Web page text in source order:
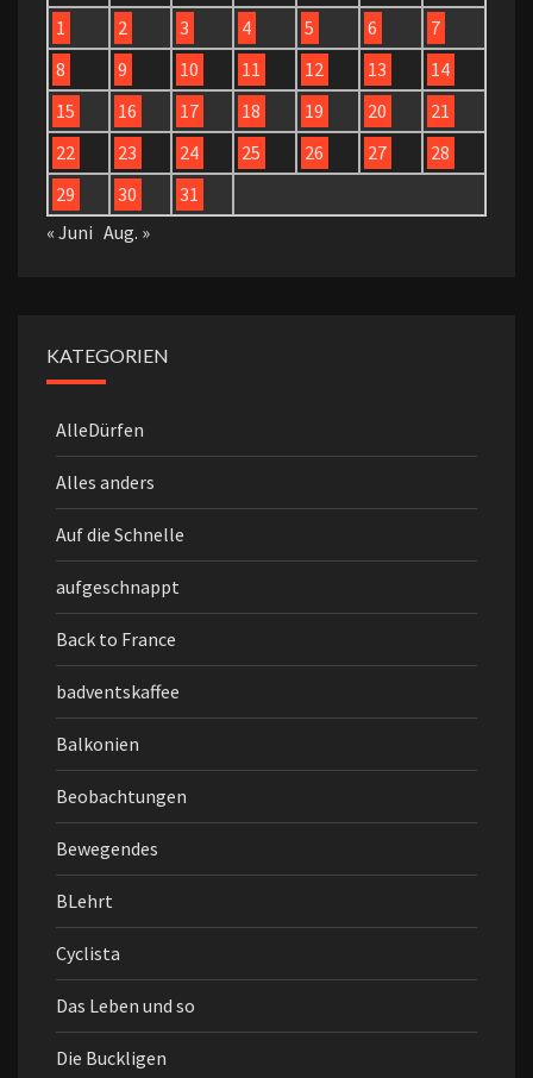
1
2 3 4 5 6
7
8
9 10 11 12 13
14
15
16 17 18 19 20
21
22
23 24 25 26 27
28
29
30
31
« Juni Aug. »
KATEGORIEN
AlleDürfen
Alles anders
Auf die Schnelle
aufgeschnappt
Back to France
badventskaffee
Balkonien
Beobachtungen
Bewegendes
BLehrt
Cyclista
Das Leben und so
Die Buckligen